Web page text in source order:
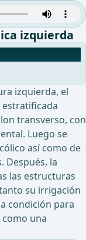
izquierda
izquierda, el
estratificada
transverso, con
Luego se
así como de
Después, la
las estructuras
su irrigación
condición para
una